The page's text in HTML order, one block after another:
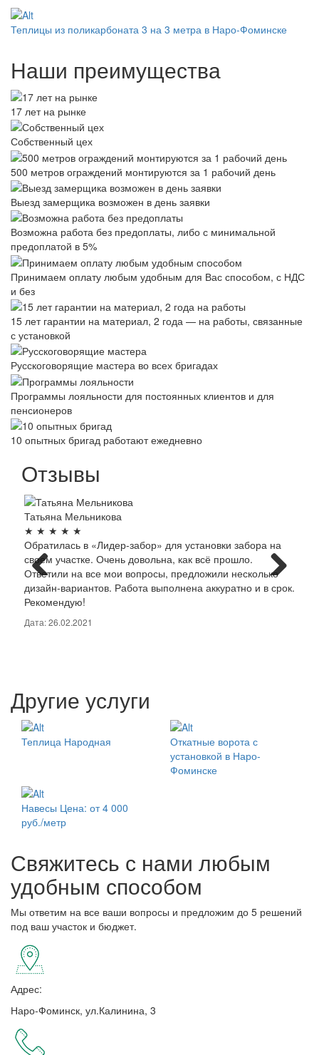
Теплицы из поликарбоната 3 на 3 метра в Наро-Фоминске
Наши преимущества
17 лет на рынке
Собственный цех
500 метров ограждений монтируются за 1 рабочий день
Выезд замерщика возможен в день заявки
Возможна работа без предоплаты, либо с минимальной
предоплатой в 5%
Принимаем оплату любым удобным для Вас способом, с НДС
и без
15 лет гарантии на материал, 2 года — на работы, связанные
с установкой
Русскоговорящие мастера во всех бригадах
Программы лояльности для постоянных клиентов и для
пенсионеров
10 опытных бригад работают ежедневно
Отзывы
Татьяна Мельникова
★ ★ ★ ★ ★
Обратилась в «Лидер-забор» для установки забора на
своем участке. Очень довольна, как всё прошло.
Ответили на все мои вопросы, предложили несколько
дизайн-вариантов. Работа выполнена аккуратно и в срок.
Рекомендую!
Дата: 26.02.2021
Другие услуги
Теплица Народная
Откатные ворота с
установкой в Наро-
Фоминске
Навесы Цена: от 4 000
руб./метр
Свяжитесь с нами любым
удобным способом
Мы ответим на все ваши вопросы и предложим до 5 решений
под ваш участок и бюджет.
Адрес:
Наро-Фоминск, ул.Калинина, 3